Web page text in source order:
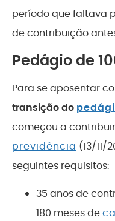
período que faltava
de contribuição
Pedágio de
Para se aposentar
transição do
começou a
previdência (13/11/
seguintes requisitos:
35 anos de
180 meses de